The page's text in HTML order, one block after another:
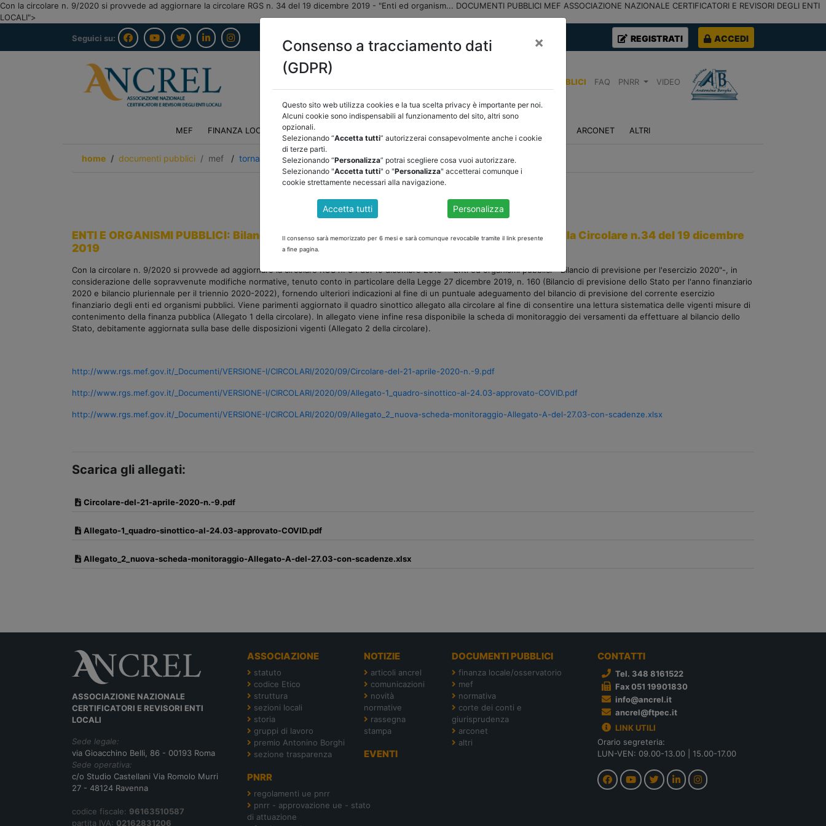
Con la circolare n. 9/2020 si provvede ad aggiornare la circolare RGS n. 34 del 19 dicembre 2019 - "Enti ed organism... DOCUMENTI PUBBLICI MEF ASSOCIAZIONE NAZIONALE CERTIFICATORI E REVISORI DEGLI ENTI
LOCALI">
Seguici su: REGISTRATI ACCEDI
DOCUMENTI PUBBLICI FAQ PNRR VIDEO
MEF FINANZA LOCALE/OSSERVATORIO ARCONET ALTRI
home documenti pubblici mef / torna indietro
DOCUMENTI PUBBLICI
ENTI E ORGANISMI PUBBLICI: Bilancio di previsione per l’esercizio 2020. Aggiornamento della Circolare n.34 del 19 dicembre
2019
Con la circolare n. 9/2020 si provvede ad aggiornare la circolare RGS n. 34 del 19 dicembre 2019 - "Enti ed organismi pubblici - Bilancio di previsione per l'esercizio 2020"-, in
considerazione delle sopravvenute modifiche normative, tenuto conto in particolare della Legge 27 dicembre 2019, n. 160 (Bilancio di previsione dello Stato per l'anno finanziario
2020 e bilancio pluriennale per il triennio 2020-2022), fornendo ulteriori indicazioni al fine di un puntuale adeguamento del bilancio di previsione del corrente esercizio
finanziario degli enti ed organismi pubblici. Viene parimenti aggiornato il quadro sinottico allegato alla circolare al fine di consentire una lettura sistematica delle vigenti misure di
contenimento della finanza pubblica (Allegato 1 della circolare). In allegato viene infine resa disponibile la scheda di monitoraggio dei versamenti da effettuare al bilancio dello
Stato, debitamente aggiornata sulla base delle disposizioni vigenti (Allegato 2 della circolare).
http://www.rgs.mef.gov.it/_Documenti/VERSIONE-I/CIRCOLARI/2020/09/Circolare-del-21-aprile-2020-n.-9.pdf
http://www.rgs.mef.gov.it/_Documenti/VERSIONE-I/CIRCOLARI/2020/09/Allegato-1_quadro-sinottico-al-24.03-approvato-COVID.pdf
http://www.rgs.mef.gov.it/_Documenti/VERSIONE-I/CIRCOLARI/2020/09/Allegato_2_nuova-scheda-monitoraggio-Allegato-A-del-27.03-con-scadenze.xlsx
Scarica gli allegati:
Circolare-del-21-aprile-2020-n.-9.pdf
Allegato-1_quadro-sinottico-al-24.03-approvato-COVID.pdf
Allegato_2_nuova-scheda-monitoraggio-Allegato-A-del-27.03-con-scadenze.xlsx
ASSOCIAZIONE NAZIONALE
CERTIFICATORI E REVISORI ENTI
LOCALI
Sede legale:
via Gioacchino Belli, 86 - 00193 Roma
Sede operativa:
c/o Studio Castellani Via Romolo Murri
27 - 48124 Ravenna
codice fiscale: 96163510587
partita IVA: 02162831206
ASSOCIAZIONE
statuto
codice Etico
struttura
sezioni locali
storia
gruppi di lavoro
premio Antonino Borghi
sezione trasparenza
NOTIZIE
articoli ancrel
comunicazioni
novità
normative
rassegna
stampa
EVENTI
DOCUMENTI PUBBLICI
finanza locale/osservatorio
mef
normativa
corte dei conti e
giurisprudenza
arconet
altri
PNRR
regolamenti ue pnrr
pnrr - approvazione ue - stato
di attuazione
CONTATTI
Tel. 348 8161522
Fax 051 19901830
info@ancrel.it
ancrel@ftpec.it
LINK UTILI
Orario segreteria:
LUN-VEN: 09.00-13.00 | 15.00-17.00
Consenso a tracciamento dati
(GDPR)
×
Questo sito web utilizza cookies e la tua scelta privacy è importante per noi.
Alcuni cookie sono indispensabili al funzionamento del sito, altri sono
opzionali.
Selezionando “Accetta tutti” autorizzerai consapevolmente anche i cookie
di terze parti.
Selezionando “Personalizza” potrai scegliere cosa vuoi autorizzare.
Selezionando "Accetta tutti" o "Personalizza" accetterai comunque i
cookie strettamente necessari alla navigazione.
Accetta tutti Personalizza
Il consenso sarà memorizzato per 6 mesi e sarà comunque revocabile tramite il link presente
a fine pagina.